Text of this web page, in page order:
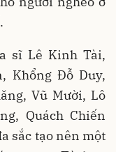
sĩ Lê Kinh Tài,
Khổng Đỗ Duy,
Vũ Mười, Lô
Quách Chiến
sắc tạo nên một